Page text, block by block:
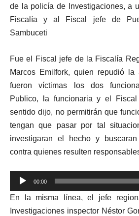
de la policía de Investigaciones, a
Fiscalía y al Fiscal jefe de
Sambuceti
Fue el Fiscal jefe de la Fiscalía
Marcos Emilfork, quien repudió la
fueron víctimas los dos
Publico, la funcionaria y el
sentido dijo, no permitirán que
tengan que pasar por tal
investigaran el hecho y
contra quienes resulten
Reproductor
de
audio
00:00
En la misma línea, el jefe
Investigaciones inspector Néstor